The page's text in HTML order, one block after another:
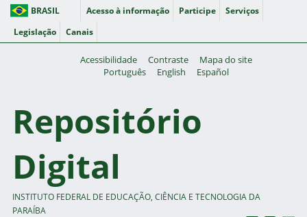
BRASIL Acesso à informação Participe
Serviços
Legislação
Canais
Acessibilidade Contraste
Mapa do site
Português
English Español
Repositório
Digital
INSTITUTO FEDERAL DE EDUCAÇÃO, CIÊNCIA E TECNOLOGIA DA
PARAÍBA